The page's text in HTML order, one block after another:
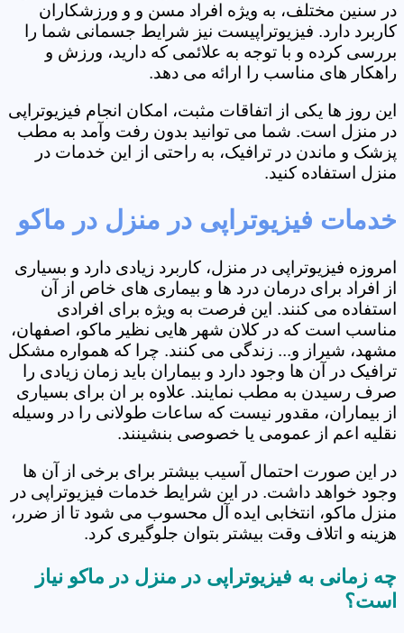
در سنین مختلف، به ویژه افراد مسن و و ورزشکاران
کاربرد دارد. فیزیوتراپیست نیز شرایط جسمانی شما را
بررسی کرده و با توجه به علائمی که دارید، ورزش و
راهکار های مناسب را ارائه می دهد.
این روز ها یکی از اتفاقات مثبت، امکان انجام فیزیوتراپی
در منزل است. شما می توانید بدون رفت وآمد به مطب
پزشک و ماندن در ترافیک، به راحتی از این خدمات در
منزل استفاده کنید.
خدمات فیزیوتراپی در منزل در ماکو
امروزه فیزیوتراپی در منزل، کاربرد زیادی دارد و بسیاری
از افراد برای درمان درد ها و بیماری های خاص از آن
استفاده می کنند. این فرصت به ویژه برای افرادی
مناسب است که در کلان شهر هایی نظیر ماکو، اصفهان،
مشهد، شیراز و... زندگی می کنند. چرا که همواره مشکل
ترافیک در آن ها وجود دارد و بیماران باید زمان زیادی را
صرف رسیدن به مطب نمایند. علاوه بر ان برای بسیاری
از بیماران، مقدور نیست که ساعات طولانی را در وسیله
نقلیه اعم از عمومی یا خصوصی بنشینند.
در این صورت احتمال آسیب بیشتر برای برخی از آن ها
وجود خواهد داشت. در این شرایط خدمات فیزیوتراپی در
منزل ماکو، انتخابی ایده آل محسوب می شود تا از ضرر،
هزینه و اتلاف وقت بیشتر بتوان جلوگیری کرد.
چه زمانی به فیزیوتراپی در منزل در ماکو نیاز
است؟